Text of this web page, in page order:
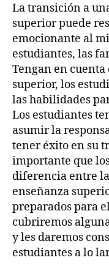
La transición a
superior puede
emocionante al
estudiantes, las
Tengan en
superior, los
las habilidades
Los estudiantes
asumir la
tener éxito en su
importante que
diferencia entre
enseñanza
preparados para
cubriremos
y les daremos
estudiantes a lo